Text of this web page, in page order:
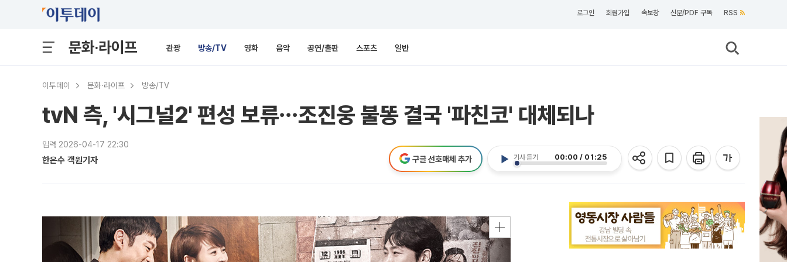
로그인 회원가입 속보창 신문/PDF 구독 RSS
문화·라이프 관광 방송/TV 영화 음악 공연/출판 스포츠 일반
이투데이 문화·라이프 방송/TV
tvN 측, '시그널2' 편성 보류⋯조진웅 불똥 결국 '파친코' 대체되나
입력 2026-04-17 22:30
한은수 객원기자 기사 듣기 00:00 / 01:25
구글 선호매체 추가